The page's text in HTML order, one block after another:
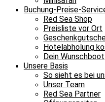
Buchung-Preise-
Red Sea Shop
Preisliste vor Ort
Hotelabholung
Dein Wunschboot
Unsere Basis
So sieht es bei
Unser Team
Red Sea Partner